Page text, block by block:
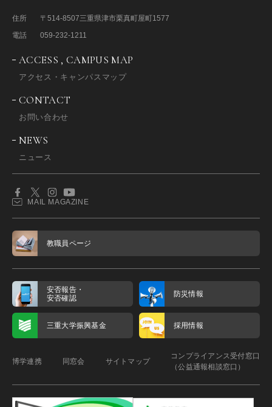
住所 〒514-8507三重県津市栗真町屋町1577
電話
059-232-1211
ACCESS , CAMPUS MAP
アクセス・キャンパスマップ
CONTACT
お問い合わせ
NEWS
ニュース
MAIL MAGAZINE
教職員ページ
安否報告・
安否確認
防災情報
三重大学振興基金 採用情報
博学連携 同窓会 サイトマップ
コンプライアンス受付窓口
（公益通報相談窓口）